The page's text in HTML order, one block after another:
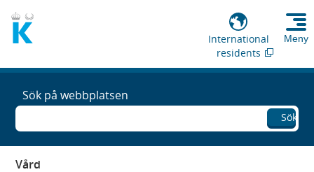
International
residents
Meny
Sök på webbplatsen
Sök
Vård